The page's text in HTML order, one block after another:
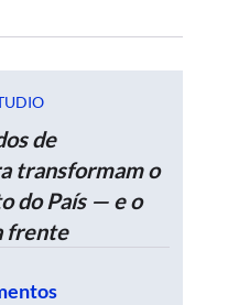
de
transformam o
do País — e o
frente